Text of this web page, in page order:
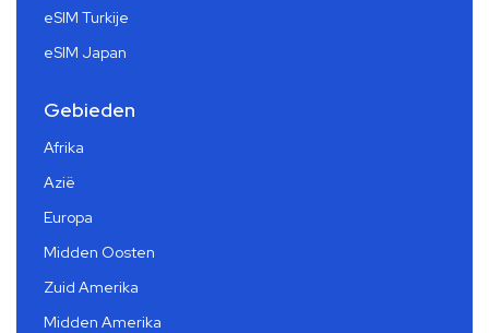
eSIM Turkije
eSIM Japan
Gebieden
Afrika
Azië
Europa
Midden Oosten
Zuid Amerika
Midden Amerika